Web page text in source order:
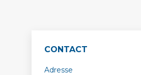
CONTACT
Adresse